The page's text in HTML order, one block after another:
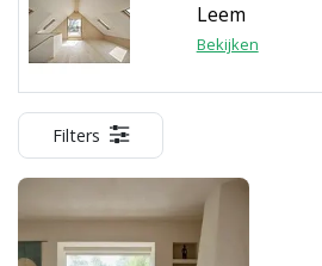
Leem
Bekijken
Filters